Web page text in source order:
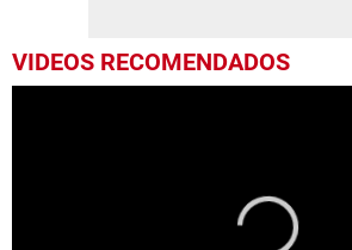
VIDEOS RECOMENDADOS